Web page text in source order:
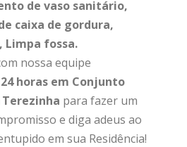
de vaso sanitário,
caixa de gordura,
fossa.
nossa equipe
horas em Conjunto
Terezinha para fazer um
e diga adeus ao
em sua Residência!